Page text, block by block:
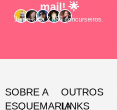
mail! 🌟
Junte-se a 2.856 concurseiros.
SOBRE A
ESQUEMARIA
OUTROS
LINKS